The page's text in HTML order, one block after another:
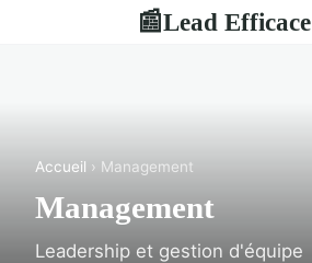
📰Lead Efficace
Accueil › Management
Management
Leadership et gestion d'équipe